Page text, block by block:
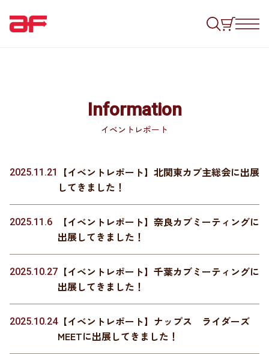
Information
イベントレポート
2025.11.21
【イベントレポート】北関東カブ主総会に出展
してきました！
2025.11.6
【イベントレポート】奈良カブミーティングに
出展してきました！
2025.10.27 【イベントレポート】千葉カブミーティングに
出展してきました！
2025.10.24【イベントレポート】ナップス ライダーズ
MEETに出展してきました！